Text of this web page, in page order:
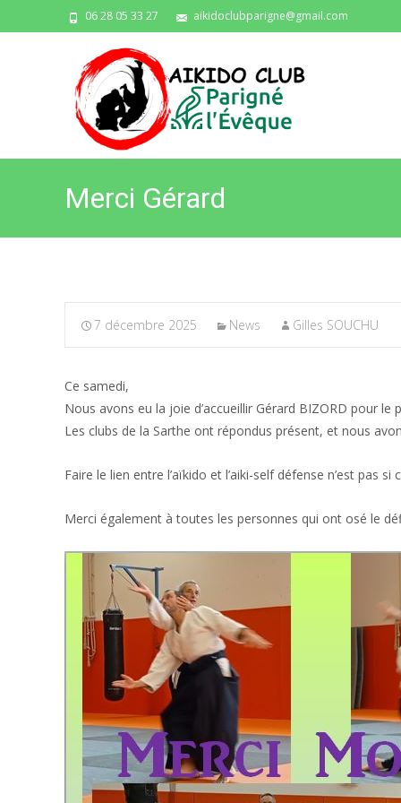
06 28 05 33 27 aikidoclubparigne@gmail.com
Merci Gérard
7 décembre 2025 News Gilles SOUCHU
Ce samedi,
Nous avons eu la joie d’accueillir Gérard BIZORD pour
Les clubs de la Sarthe ont répondus présent, et nous
Faire le lien entre l’aïkido et l’aiki-self défense n’est pas
Merci également à toutes les personnes qui ont osé le